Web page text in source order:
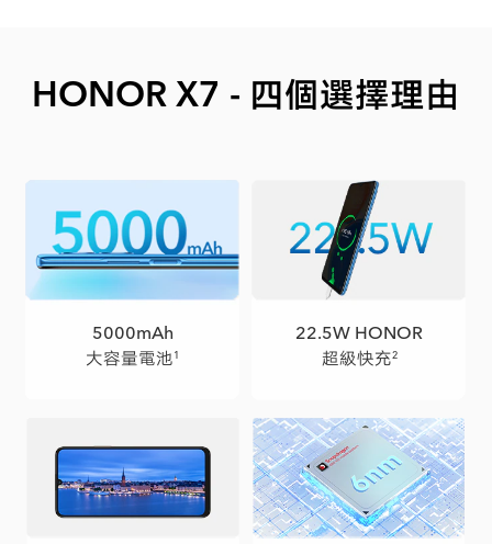
HONOR X7 - 四個選擇理由
5000mAh
大容量電池1
22.5W HONOR
超級快充2